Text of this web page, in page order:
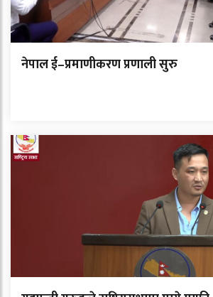
नेपाल ई–प्रमाणीकरण प्रणाली सुरु